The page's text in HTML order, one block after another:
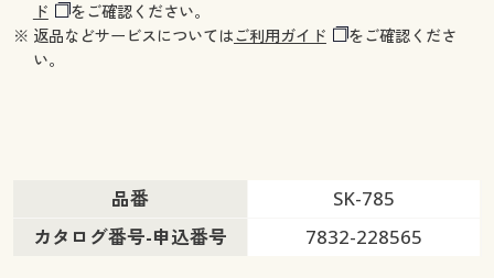
ド
をご確認ください。
※ 返品などサービスについてはご利用ガイド
をご確認くださ
い。
品番
SK-785
カタログ番号-申込番号
7832-228565